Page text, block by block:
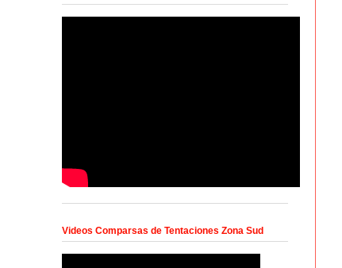
Videos Comparsas de Tentaciones Zona Sud